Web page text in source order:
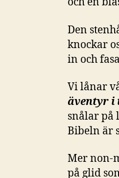
Den
knockar
in och
Vi lånar
äventyr i
snålar på
Bibeln är
Mer non-
på glid